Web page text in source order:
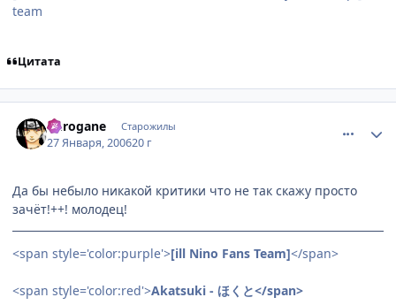
team
Цитата
Kurogane Старожилы
27 Января, 200620 г
Да бы небыло никакой критики что не так скажу просто
зачёт!++! молодец!
<span style='color:purple'>[ill Nino Fans Team]</span>
<span style='color:red'>Akatsuki - ほくと</span>